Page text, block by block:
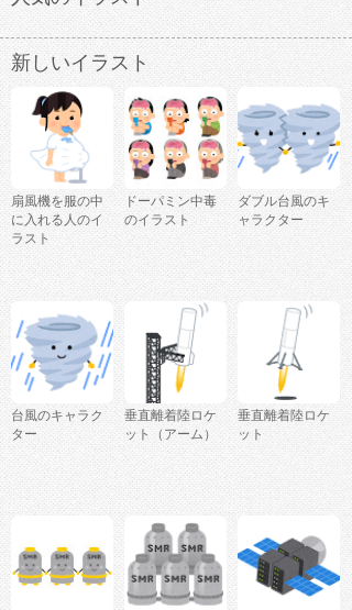
新しいイラスト
扇風機を服の中
に入れる人のイ
ラスト
ドーパミン中毒
のイラスト
ダブル台風のキ
ャラクター
台風のキャラク
ター
垂直離着陸ロケ
ット（アーム）
垂直離着陸ロケ
ット